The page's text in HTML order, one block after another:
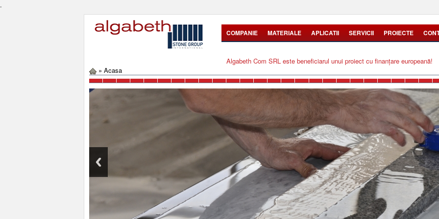
.
COMPANIE MATERIALE APLICATII SERVICII PROIECTE
Algabeth Com SRL este beneficiarul unui proiect cu finanțare europeană!
» Acasa